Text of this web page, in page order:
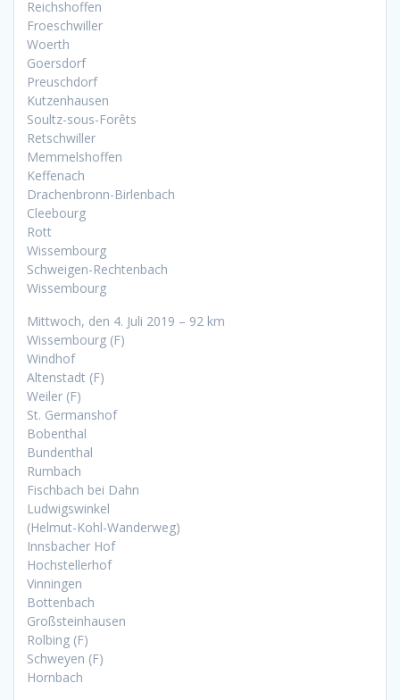
Reichshoffen
Froeschwiller
Woerth
Goersdorf
Preuschdorf
Kutzenhausen
Soultz-sous-Forêts
Retschwiller
Memmelshoffen
Keffenach
Drachenbronn-Birlenbach
Cleebourg
Rott
Wissembourg
Schweigen-Rechtenbach
Wissembourg
Mittwoch, den 4. Juli 2019 – 92 km
Wissembourg (F)
Windhof
Altenstadt (F)
Weiler (F)
St. Germanshof
Bobenthal
Bundenthal
Rumbach
Fischbach bei Dahn
Ludwigswinkel
(Helmut-Kohl-Wanderweg)
Innsbacher Hof
Hochstellerhof
Vinningen
Bottenbach
Großsteinhausen
Rolbing (F)
Schweyen (F)
Hornbach